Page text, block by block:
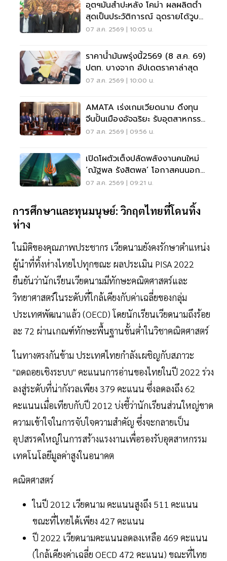
อุตฯมันสำปะหลัง โคม่า ผลผลิตต่ำ
สุดเป็นประวัติการณ์ ฉุดรายได้วูบ
กว่า 8.5 หมื่นล้าน
07 ส.ค. 2569 | 10:05 น.
ราคาน้ำมันพรุ่งนี้2569 (8 ส.ค. 69)
ปตท. บางจาก อัปเดตราคาล่าสุด
07 ส.ค. 2569 | 10:00 น.
AMATA เร่งเกมเวียดนาม ดึงทุน
จีนปั้นเมืองอัจฉริยะ รับอุตสาหกรรม
ไฮเทค
07 ส.ค. 2569 | 09:56 น.
เปิดโผตัวเต็งปลัดพลังงานคนใหม่
‘ณัฐพล รังสิตพล’ โอกาสคนนอก
มาแรง 95%
07 ส.ค. 2569 | 09:21 น.
การศึกษาและทุนมนุษย์: วิกฤตไทยที่โดนทิ้ง
ห่าง
ในมิติของคุณภาพประชากร เวียดนามยังคงรักษาตำแหน่ง
ผู้นำที่ทิ้งห่างไทยไปทุกขณะ ผลประเมิน PISA 2022
ยืนยันว่านักเรียนเวียดนามมีทักษะคณิตศาสตร์และ
วิทยาศาสตร์ในระดับที่ใกล้เคียงกับค่าเฉลี่ยของกลุ่ม
ประเทศพัฒนาแล้ว (OECD) โดยนักเรียนเวียดนามถึงร้อย
ละ 72 ผ่านเกณฑ์ทักษะพื้นฐานขั้นต่ำในวิชาคณิตศาสตร์
ในทางตรงกันข้าม ประเทศไทยกำลังเผชิญกับสภาวะ
"ถดถอยเชิงระบบ" คะแนนการอ่านของไทยในปี 2022 ร่วง
ลงสู่ระดับที่น่ากังวลเพียง 379 คะแนน ซึ่งลดลงถึง 62
คะแนนเมื่อเทียบกับปี 2012 บ่งชี้ว่านักเรียนส่วนใหญ่ขาด
ความเข้าใจในการจับใจความสำคัญ ซึ่งจะกลายเป็น
อุปสรรคใหญ่ในการสร้างแรงงานเพื่อรองรับอุตสาหกรรม
เทคโนโลยีมูลค่าสูงในอนาคต
คณิตศาสตร์
ในปี 2012 เวียดนาม คะแนนสูงถึง 511 คะแนน
ขณะที่ไทยได้เพียง 427 คะแนน
ปี 2022 เวียดนามคะแนนลดลงเหลือ 469 คะแนน
(ใกล้เคียงค่าเฉลี่ย OECD 472 คะแนน) ขณะที่ไทย